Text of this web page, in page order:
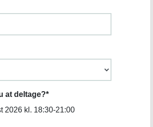
at deltage?*
2026 kl. 18:30-21:00